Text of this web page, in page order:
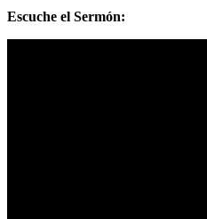
Escuche el Sermón: